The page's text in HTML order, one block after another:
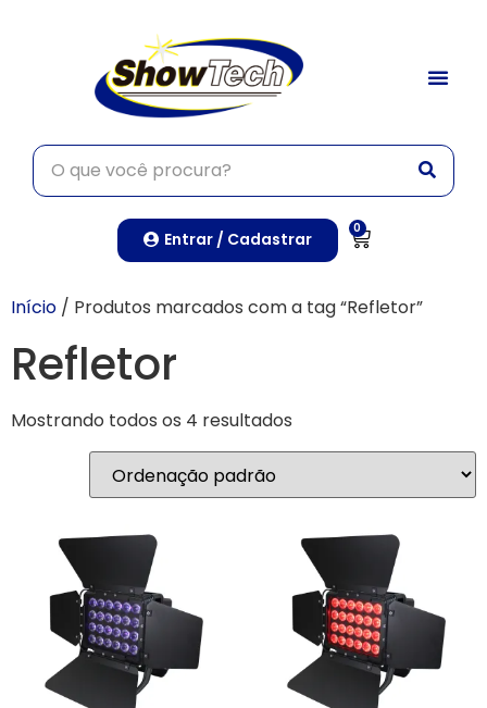
Entrar / Cadastrar
0
Início / Produtos marcados com a tag “Refletor”
Refletor
Mostrando todos os 4 resultados